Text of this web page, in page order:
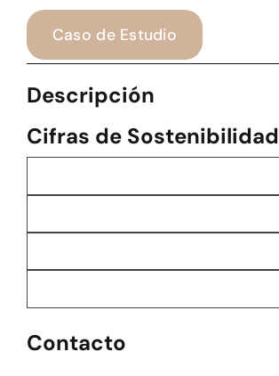
Caso de Estudio
Descripción
Cifras de Sostenibilidad
Contacto